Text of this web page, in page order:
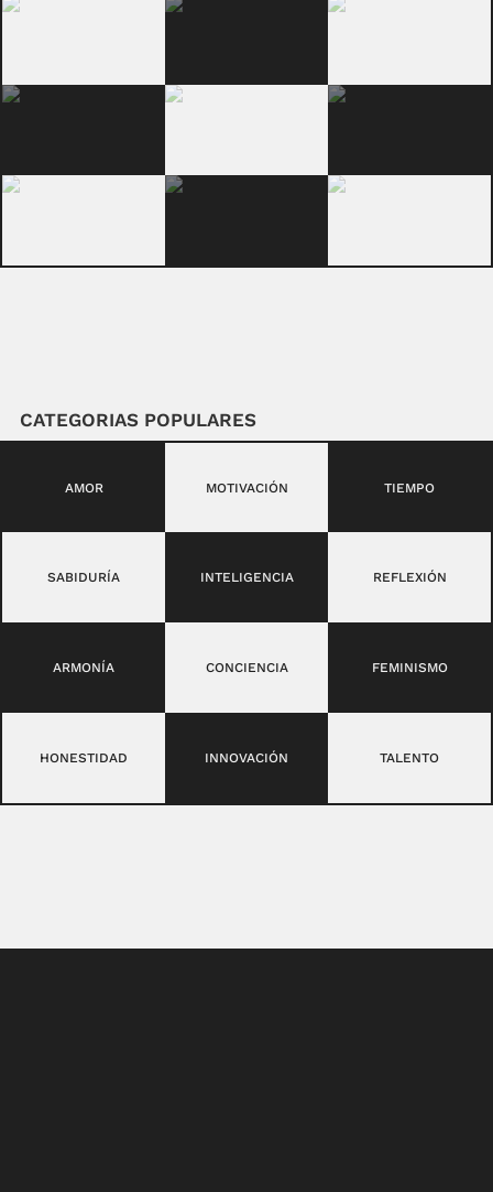
CATEGORIAS POPULARES
AMOR MOTIVACIÓN TIEMPO
SABIDURÍA INTELIGENCIA REFLEXIÓN
ARMONÍA CONCIENCIA FEMINISMO
HONESTIDAD INNOVACIÓN TALENTO